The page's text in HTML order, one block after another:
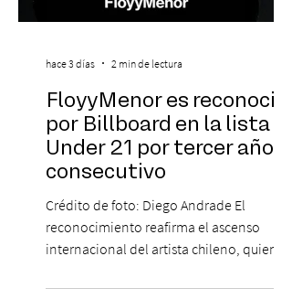
FloyyMenor es reconocido
por Billboard en la lista 21
Under 21 por tercer año
consecutivo
Crédito de foto: Diego Andrade El
reconocimiento reafirma el ascenso
internacional del artista chileno, quien
en la escena global. MIAMI, FL (3 de agosto
hace 3 días 2 min de lectura